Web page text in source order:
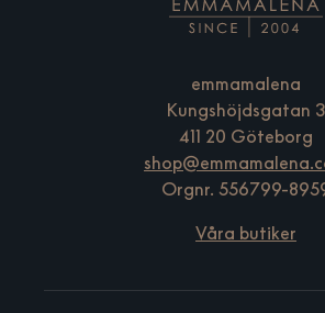
emmamalena
Kungshöjdsgatan 3
411 20 Göteborg
Orgnr. 556799-
Våra butiker